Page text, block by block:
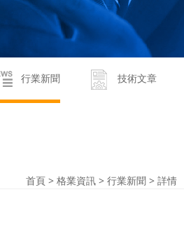
行業新聞 技術文章
首頁 > 格業資訊 > 行業新聞 > 詳情